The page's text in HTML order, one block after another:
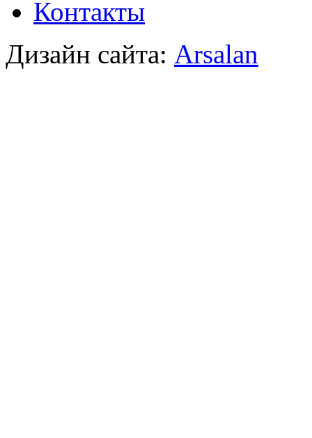
Контакты
Дизайн сайта: Arsalan